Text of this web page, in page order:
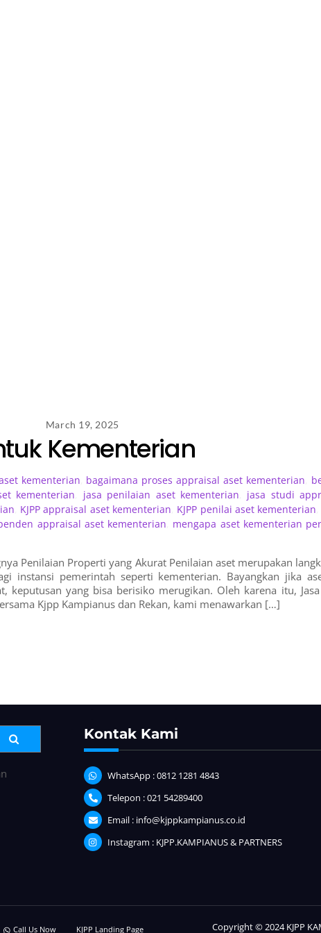
March 19, 2025
Kementerian
kementerian bagaimana proses appraisal aset kementerian
kementerian jasa penilaian aset kementerian
jasa studi
KJPP appraisal aset kementerian KJPP penilai aset kementerian
appraisal aset kementerian
mengapa aset kementerian
Penilaian Properti yang Akurat Penilaian aset merupakan
instansi pemerintah seperti kementerian. Bayangkan jika
keputusan yang bisa berisiko merugikan. Oleh karena itu,
Kjpp Kampianus dan Rekan, kami menawarkan […]
Kontak Kami
WhatsApp : 0812 1281 4843
Telepon : 021 54289400
Email : info@kjppkampianus.co.id
Instagram : KJPP.KAMPIANUS & PARTNERS
Call Us Now KJPP Landing Page Copyright © 2024 KJPP